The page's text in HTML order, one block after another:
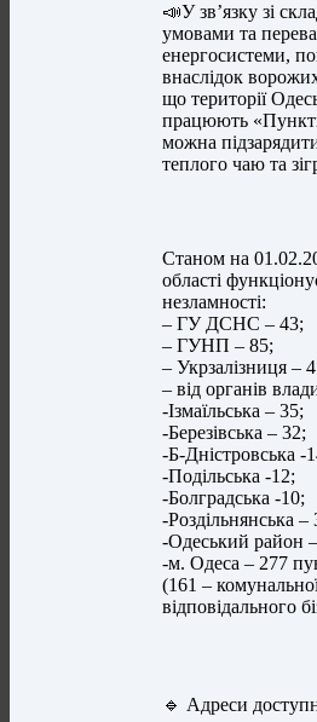
📣У звʼязку зі
умовами та
енергосистеми,
внаслідок
що території
працюють
можна
теплого чаю та
Станом на
області
незламності:
– ГУ ДСНС – 43;
– ГУНП – 85;
– Укрзалізниця – 4
– від органів
-Ізмаїльська – 35;
-Березівська – 32;
-Б-Дністровська -
-Подільська -12;
-Болградська -10;
-Роздільнянська –
-Одеський район
-м. Одеса – 277
(161 –
відповідального
🔹 Адреси